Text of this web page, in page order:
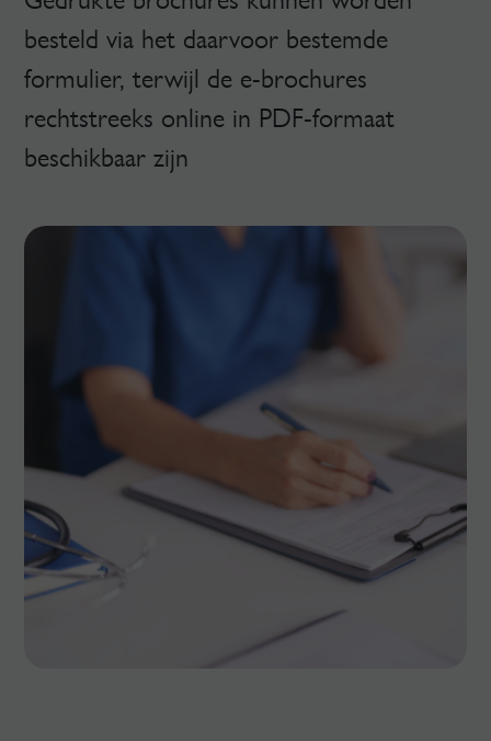
besteld via het daarvoor bestemde
formulier, terwijl de e-brochures
rechtstreeks online in PDF-formaat
beschikbaar zijn